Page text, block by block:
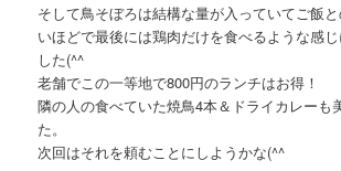
そして鳥そぼろは結構な量が入っていてご飯
いほどで最後には鶏肉だけを食べるような感
した(^^ゞ
老舗でこの一等地で800円のランチはお得！
隣の人の食べていた焼鳥4本＆ドライカレーも
た。
次回はそれを頼むことにしようかな(^^ゞ